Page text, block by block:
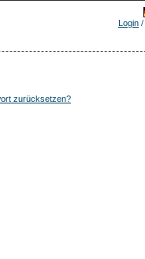
Login /
zurücksetzen?